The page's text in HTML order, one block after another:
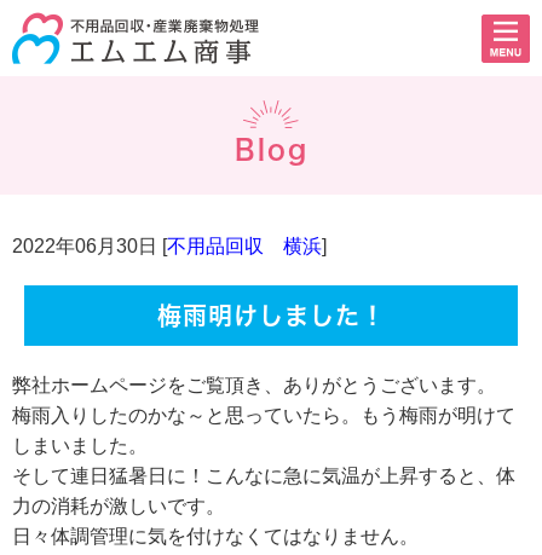
Blog
2022年06月30日 [不用品回収 横浜]
梅雨明けしました！
弊社ホームページをご覧頂き、ありがとうございます。
梅雨入りしたのかな～と思っていたら。もう梅雨が明けて
しまいました。
そして連日猛暑日に！こんなに急に気温が上昇すると、体
力の消耗が激しいです。
日々体調管理に気を付けなくてはなりません。